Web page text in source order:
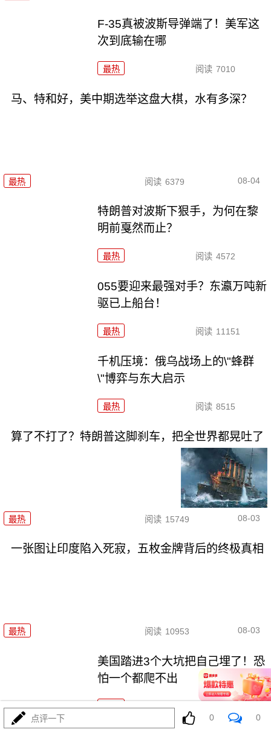
F-35真被波斯导弹端了！美军这
次到底输在哪
最热 阅读 7010
马、特和好，美中期选举这盘大棋，水有多深？
最热 阅读 6379 08-04
特朗普对波斯下狠手，为何在黎
明前戛然而止？
最热 阅读 4572
055要迎来最强对手？东瀛万吨新
驱已上船台！
最热 阅读 11151
千机压境：俄乌战场上的\"蜂群
\"博弈与东大启示
最热 阅读 8515
算了不打了？特朗普这脚刹车，把全世界都晃吐了
最热 阅读 15749 08-03
一张图让印度陷入死寂，五枚金牌背后的终极真相
最热 阅读 10953 08-03
美国踏进3个大坑把自己埋了！恐
怕一个都爬不出
最热
点评一下 0 0